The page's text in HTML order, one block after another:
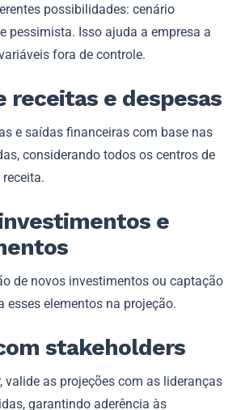
possibilidades: cenário
pessimista. Isso ajuda a empresa a
fora de controle.
receitas e despesas
e saídas financeiras com base nas
considerando todos os centros de
e
de novos investimentos ou captação
esses elementos na projeção.
stakeholders
valide as projeções com as lideranças
garantindo aderência às